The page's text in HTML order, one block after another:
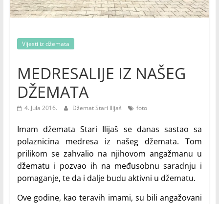
Vijesti iz džemata
MEDRESALIJE IZ NAŠEG
DŽEMATA
4. Jula 2016. Džemat Stari Ilijaš foto
Imam džemata Stari Ilijaš se danas sastao sa
polaznicina medresa iz našeg džemata. Tom
prilikom se zahvalio na njihovom angažmanu u
džematu i pozvao ih na međusobnu saradnju i
pomaganje, te da i dalje budu aktivni u džematu.
Ove godine, kao teravih imami, su bili angažovani